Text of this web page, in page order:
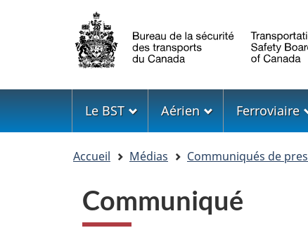
Sélection
de
la
langue
Menu
Le BST Aérien Ferroviaire
Accueil Médias Communiqués de
Communiqué